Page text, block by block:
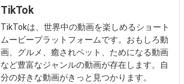
TikTok
TikTokは、世界中の動画を楽しめるショート
ムービープラットフォームです。おもしろ動
画、グルメ、癒されペット、ためになる動画
など豊富なジャンルの動画が存在します。自
分の好きな動画がきっと見つかります。